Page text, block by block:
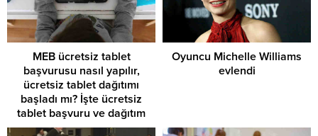
MEB ücretsiz tablet
başvurusu nasıl yapılır,
ücretsiz tablet dağıtımı
başladı mı? İşte ücretsiz
tablet başvuru ve dağıtım
süreci…
Oyuncu Michelle Williams
evlendi